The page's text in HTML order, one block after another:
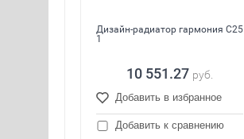
Дизайн-радиатор гармония С25
1
10 551.27 руб.
Добавить в избранное
Добавить к сравнению